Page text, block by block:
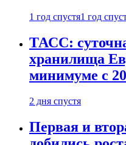
1 год спустя1 год
ТАСС:
хранилища
минимуме с
2 дня спустя
Первая и